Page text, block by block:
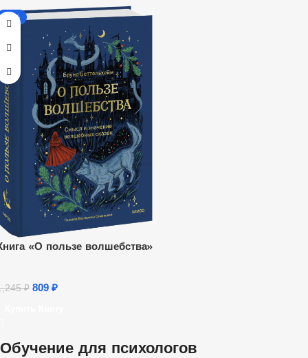
-35%
«О пользе волшебства»
₽ 809 ₽
Обучение для психологов